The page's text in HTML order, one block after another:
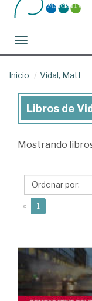
Toggle navigation
Inicio Vidal, Matt
Libros
Vidal,
Libros de
Mostrando
« 1